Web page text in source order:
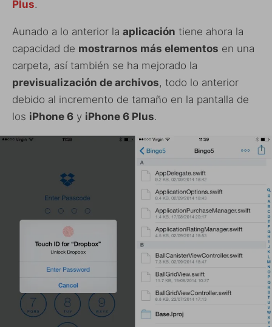
Plus.
Aunado a lo anterior la aplicación tiene ahora la
capacidad de mostrarnos más elementos en una
carpeta, así también se ha mejorado la
previsualización de archivos, todo lo anterior
debido al incremento de tamaño en la pantalla de
los iPhone 6 y iPhone 6 Plus.